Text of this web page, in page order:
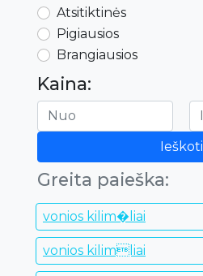
Atsitiktinės
Pigiausios
Brangiausios
Kaina:
Ieškoti
Greita paieška:
vonios kilim�liai
vonios kilimliai